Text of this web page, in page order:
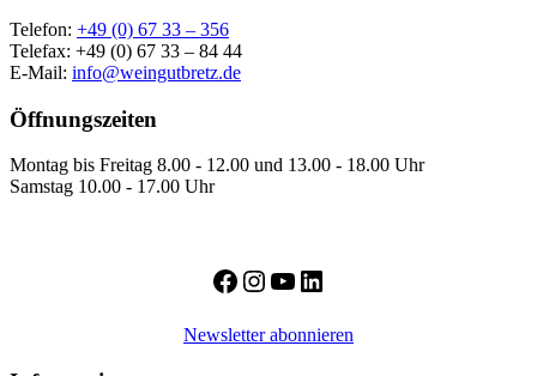
Telefon: +49 (0) 67 33 – 356
Telefax: +49 (0) 67 33 – 84 44
E-Mail: info@weingutbretz.de
Öffnungszeiten
Montag bis Freitag 8.00 - 12.00 und 13.00 - 18.00 Uhr
Samstag 10.00 - 17.00 Uhr
Facebook
Instagram
YouTube
LinkedIn
Newsletter abonnieren